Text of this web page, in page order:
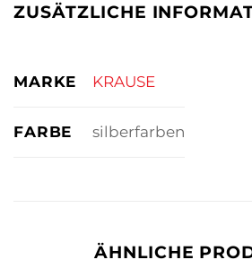
ZUSÄTZLICHE
MARKE KRAUSE
FARBE silberfarben
ÄHNLICHE